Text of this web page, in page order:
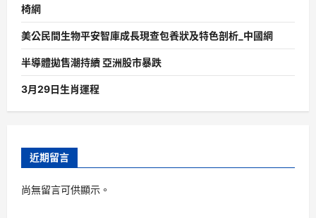
椅網
美公民間生物平安智庫成長現查包養狀及特色剖析_中國網
半導體拋售潮持續 亞洲股市暴跌
3月29日生肖運程
近期留言
尚無留言可供顯示。